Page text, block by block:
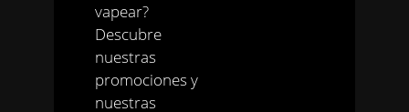
vapear?
Descubre
nuestras
promociones y
nuestras